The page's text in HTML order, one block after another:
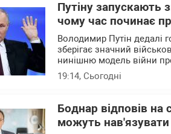
Путіну запускають
чому час починає
Володимир Путін дедалі
зберігає значний
нинішню модель війни
19:14, Сьогодні
Боднар відповів на
можуть нав'язувати